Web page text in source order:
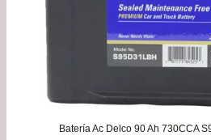
Batería Ac Delco 90 Ah 730CCA